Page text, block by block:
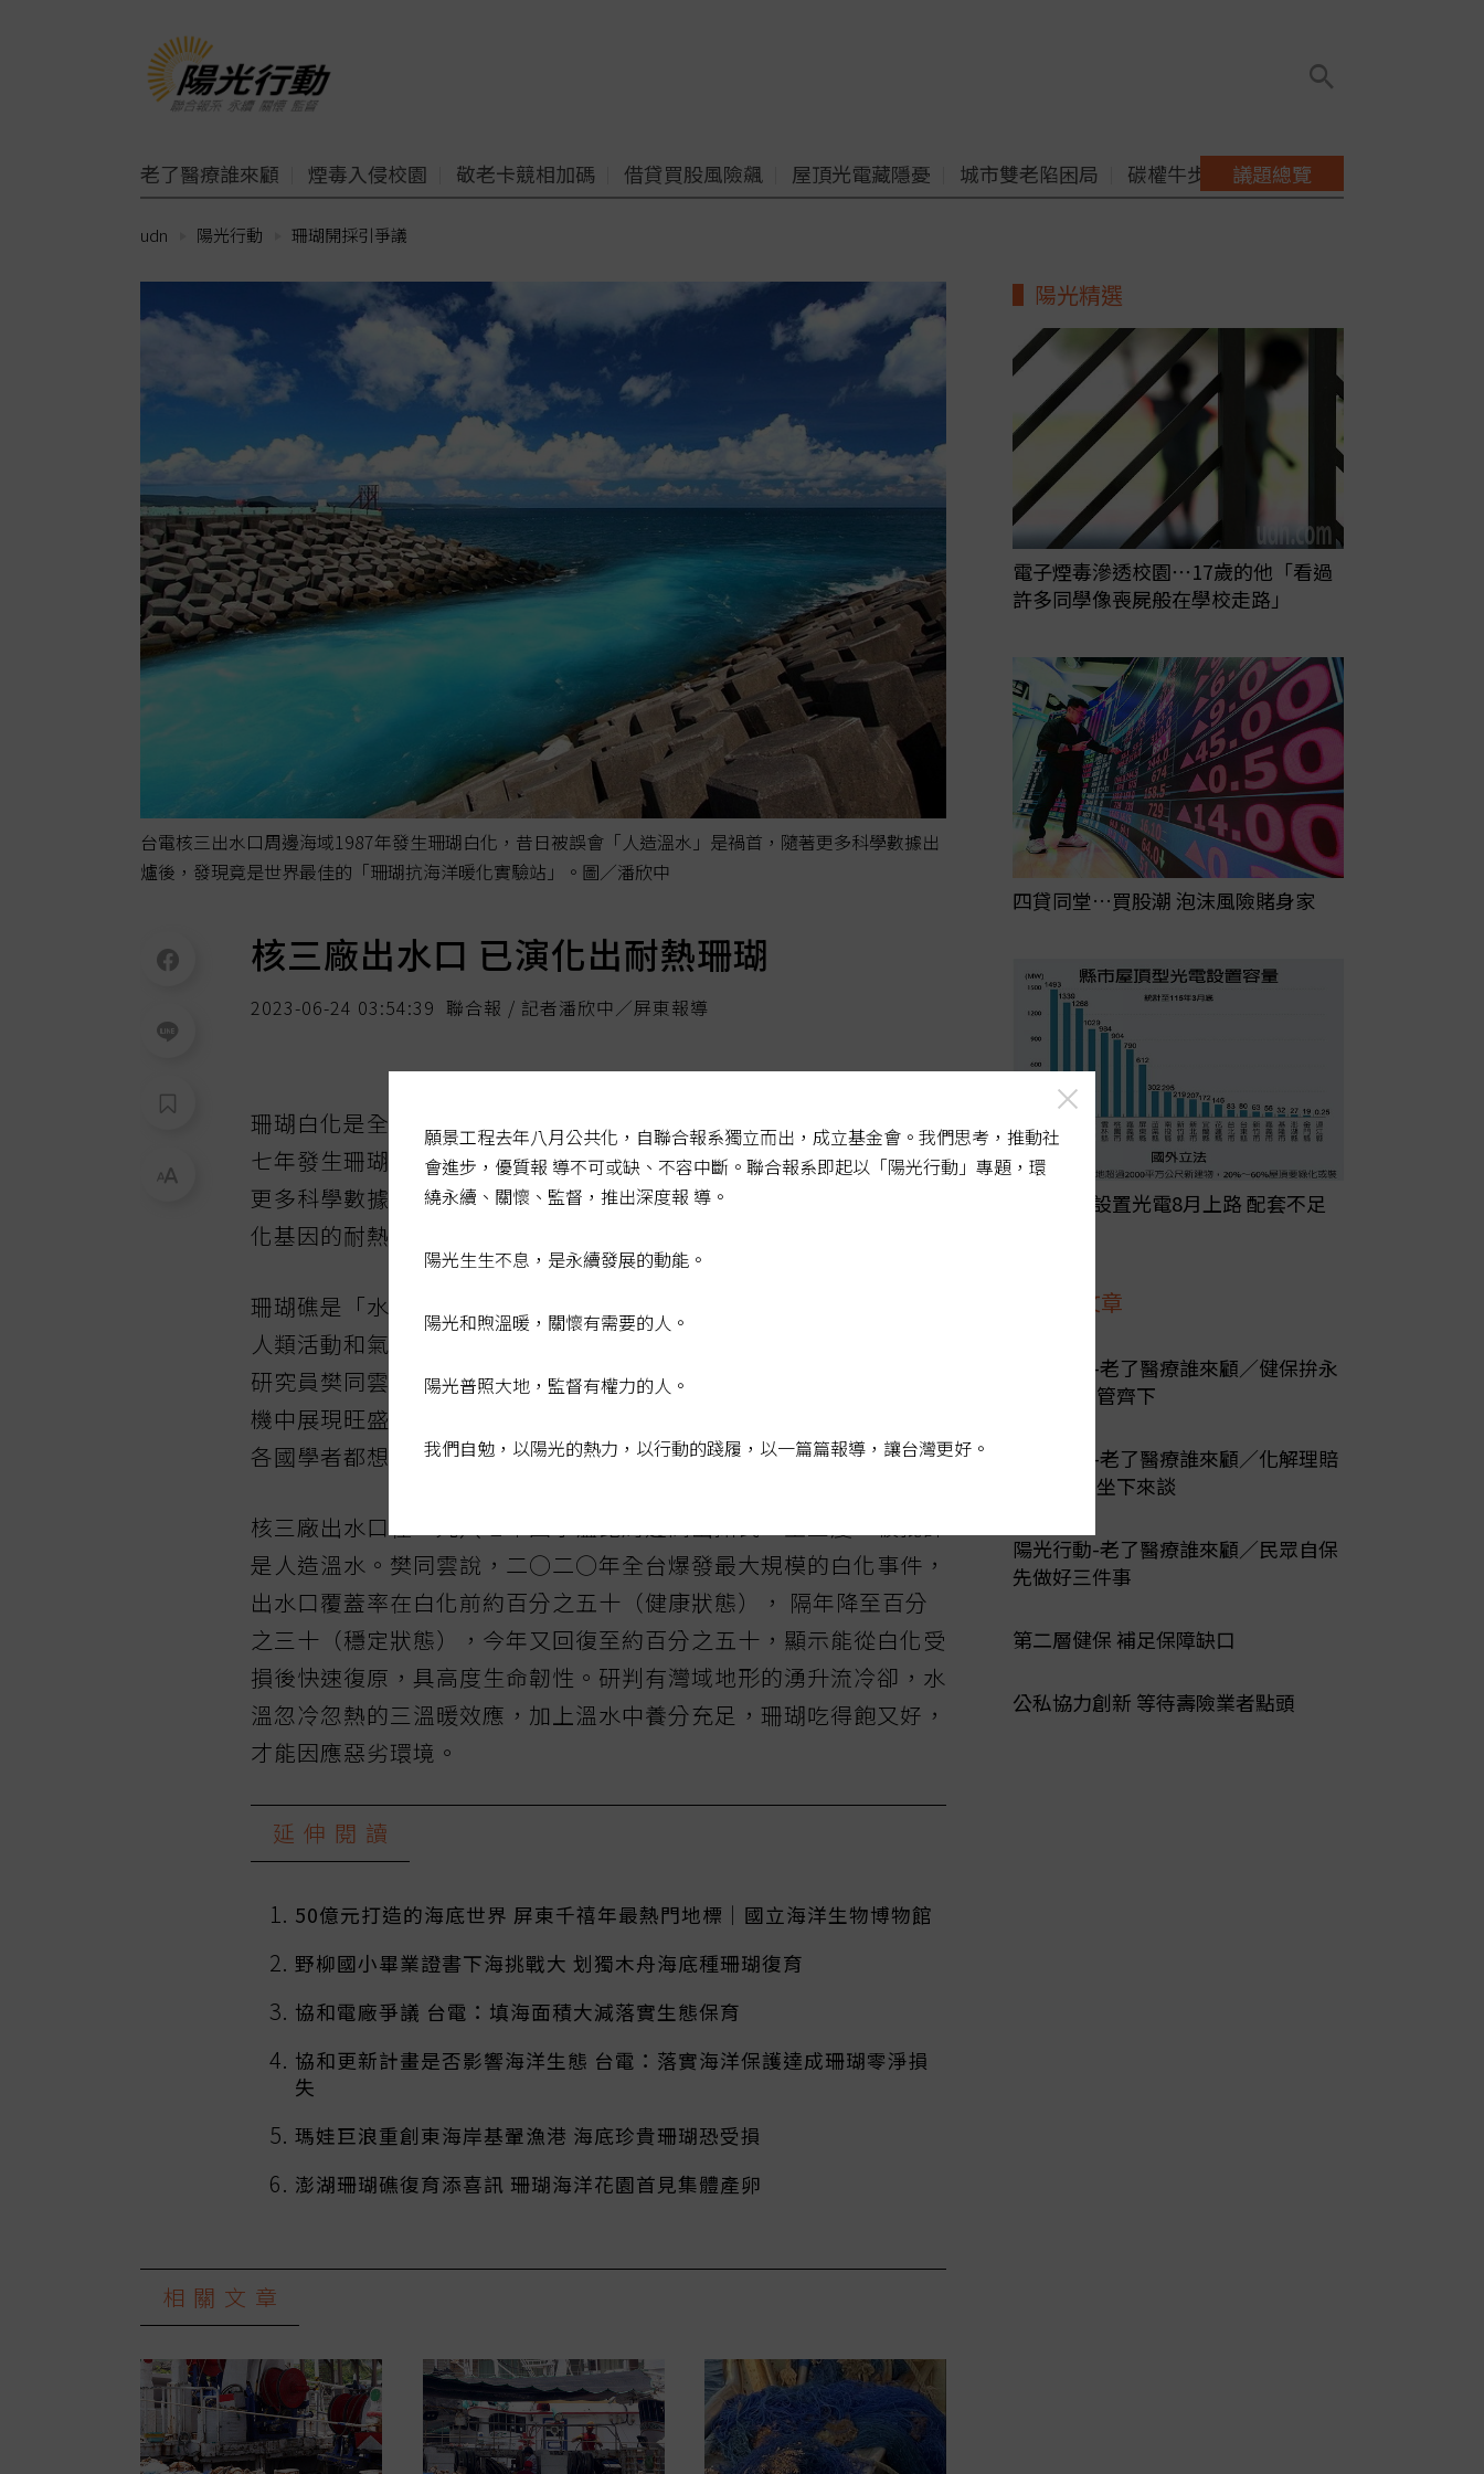
老了醫療誰來顧 煙毒入侵校園 敬老卡競相加碼 借貸買股風險飆 屋頂光電藏隱憂 城市雙老陷困局 碳權牛步缺配套議題總覽
udn 陽光行動 珊瑚開採引爭議
台電核三出水口周邊海域1987年發生珊瑚白化，昔日被誤會「人造溫水」是禍首，隨著更多科學數據出
爐後，發現竟是世界最佳的「珊瑚抗海洋暖化實驗站」。圖／潘欣中
核三廠出水口 已演化出耐熱珊瑚
2023-06-24 03:54:39 聯合報 / 記者潘欣中／屏東報導
珊瑚白化是全球暖化觀察指標，台電核三廠出水口周邊海域在一九八
七年發生珊瑚白化，外界將矛頭指向核三廠「人造溫水」惹禍，但隨
更多科學數據出爐，查出海水異常升溫是主因，且已演化出潛藏抗暖
化基因的耐熱珊瑚，被視為世界級的「珊瑚抗海洋暖化實驗站」。
珊瑚礁是「水中熱帶雨林」，為地球提供重要的生態服務功能，但因
人類活動和氣候變遷，全球珊瑚都陷入生死存亡的威脅；國立海生館
研究員樊同雲說，長期調查發現，核三廠出水口珊瑚在七次大白化危
機中展現旺盛的生命韌性，被視為生態復育韌性指標性的耐熱物種，
各國學者都想解開抗暖化的基因密碼。
核三廠出水口在一九八七年因水溫比周邊高出攝氏二至三度，被批評
是人造溫水。樊同雲說，二○二○年全台爆發最大規模的白化事件，
出水口覆蓋率在白化前約百分之五十（健康狀態）， 隔年降至百分
之三十（穩定狀態），今年又回復至約百分之五十，顯示能從白化受
損後快速復原，具高度生命韌性。研判有灣域地形的湧升流冷卻，水
溫忽冷忽熱的三溫暖效應，加上溫水中養分充足，珊瑚吃得飽又好，
才能因應惡劣環境。
延伸閱讀
50億元打造的海底世界 屏東千禧年最熱門地標｜國立海洋生物博物館
野柳國小畢業證書下海挑戰大 划獨木舟海底種珊瑚復育
協和電廠爭議 台電：填海面積大減落實生態保育
協和更新計畫是否影響海洋生態 台電：落實海洋保護達成珊瑚零淨損
失
瑪娃巨浪重創東海岸基翬漁港 海底珍貴珊瑚恐受損
澎湖珊瑚礁復育添喜訊 珊瑚海洋花園首見集體產卵
相關文章
陽光精選
電子煙毒滲透校園⋯17歲的他「看過
許多同學像喪屍般在學校走路」
四貸同堂…買股潮 泡沫風險賭身家
屋頂強制設置光電8月上路 配套不足
最新文章
陽光行動-老了醫療誰來顧／健保拚永
續 必須多管齊下
陽光行動-老了醫療誰來顧／化解理賠
爭議 醫保坐下來談
陽光行動-老了醫療誰來顧／民眾自保
先做好三件事
第二層健保 補足保障缺口
公私協力創新 等待壽險業者點頭
願景工程去年八月公共化，自聯合報系獨立而出，成立基金會。我們思考，推動社
會進步，優質報 導不可或缺、不容中斷。聯合報系即起以「陽光行動」專題，環
繞永續、關懷、監督，推出深度報 導。
陽光生生不息，是永續發展的動能。
陽光和煦溫暖，關懷有需要的人。
陽光普照大地，監督有權力的人。
我們自勉，以陽光的熱力，以行動的踐履，以一篇篇報導，讓台灣更好。